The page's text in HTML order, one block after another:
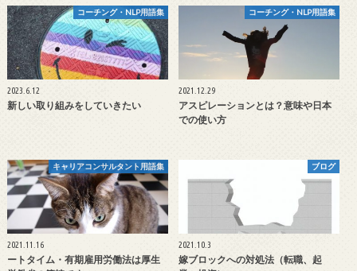
コーチング・NLP用語集
2023.6.12
新しい取り組みをしていきたい
コーチング・NLP用語集
2021.12.29
アスピレーションとは？意味や日本
での使い方
キャリアコンサルタント用語集
2021.11.16
ートタイム・有期雇用労働法は厚生
ブログ
2021.10.3
嫁ブロックへの対処法（転職、起